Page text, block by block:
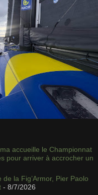
accueille le Championnat
pour arriver à accrocher un
la Fig’Armor, Pier Paolo
- 8/7/2026